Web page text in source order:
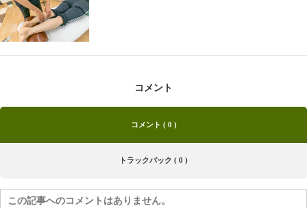
コメント
コメント ( 0 )
トラックバック ( 0 )
この記事へのコメントはありません。